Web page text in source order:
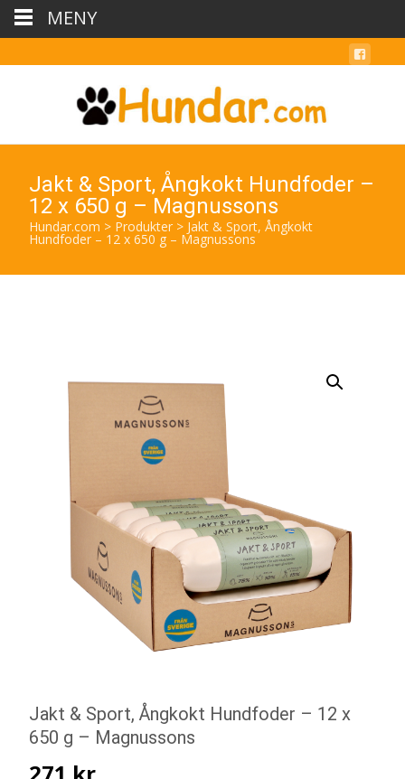
Jakt & Sport, Ångkokt Hundfoder –
12 x 650 g – Magnussons
Hundar.com > Produkter > Jakt & Sport, Ångkokt
Hundfoder – 12 x 650 g – Magnussons
Jakt & Sport, Ångkokt Hundfoder – 12 x
650 g – Magnussons
271 kr
MENY